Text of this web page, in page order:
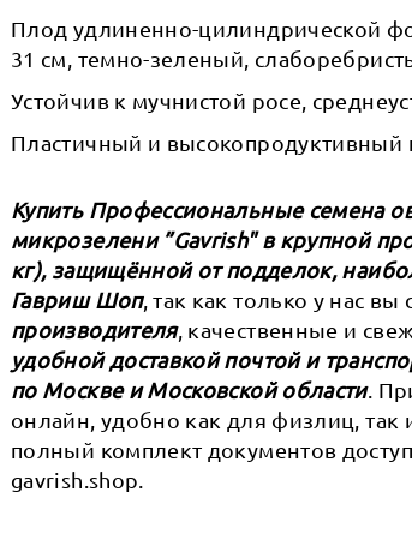
Плод удлиненно-цилиндрической
31 см, темно-зеленый,
Устойчив к мучнистой росе,
Пластичный и высокопродуктивный
Купить Профессиональные семена
микрозелени ”Gavrish" в крупной
кг), защищённой от подделок,
Гавриш Шоп, так как только у нас
производителя, качественные и
удобной доставкой почтой и
по Москве и Московской области.
онлайн, удобно как для физлиц,
полный комплект документов
gavrish.shop.